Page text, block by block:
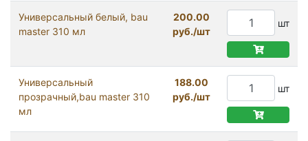
Универсальный белый, bau
master 310 мл
200.00
руб./шт
шт
Универсальный
прозрачный,bau master 310
мл
188.00
руб./шт
шт